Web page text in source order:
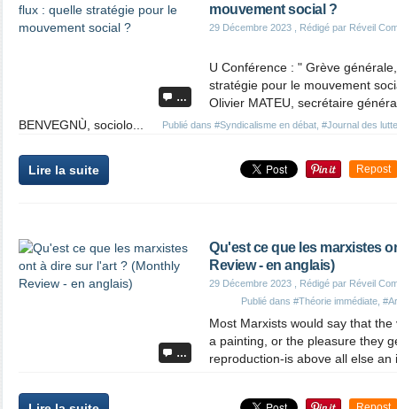
…
mouvement social ?
29 Décembre 2023 , Rédigé par Réveil
Publié dans #Syndicalisme en débat #Journal des
U Conférence : " Grève
stratégie pour le mouvement
Olivier MATEU, secrétaire
BENVEGNÙ, sociolo...
Lire la suite Repost
…
Qu'est ce que les marxistes
Review - en anglais)
29 Décembre 2023 , Rédigé par Réveil
Publié dans #Théorie immédiate
Most Marxists would say that
a painting, or the pleasure they
reproduction-is above all else an